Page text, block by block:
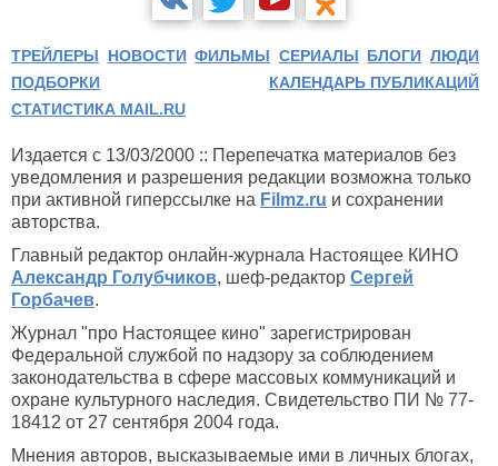
ТРЕЙЛЕРЫ НОВОСТИ ФИЛЬМЫ СЕРИАЛЫ БЛОГИ ЛЮДИ
ПОДБОРКИ
КАЛЕНДАРЬ ПУБЛИКАЦИЙ
СТАТИСТИКА MAIL.RU
Издается с 13/03/2000 :: Перепечатка материалов без
уведомления и разрешения редакции возможна только
при активной гиперссылке на Filmz.ru и сохранении
авторства.
Главный редактор онлайн-журнала Настоящее КИНО
Александр Голубчиков, шеф-редактор Сергей
Горбачев.
Журнал "про Настоящее кино" зарегистрирован
Федеральной службой по надзору за соблюдением
законодательства в сфере массовых коммуникаций и
охране культурного наследия. Свидетельство ПИ № 77-
18412 от 27 сентября 2004 года.
Мнения авторов, высказываемые ими в личных блогах,